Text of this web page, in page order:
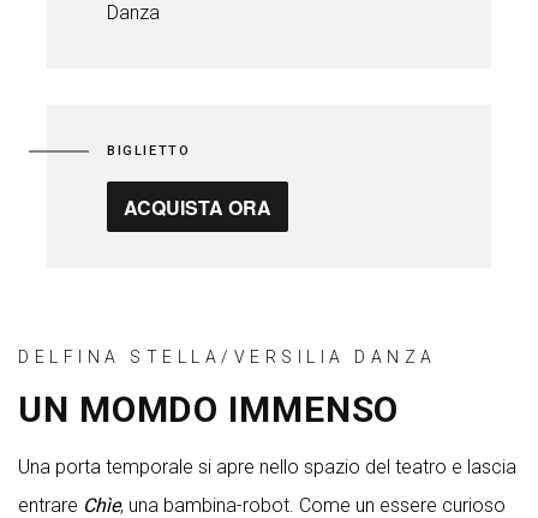
Danza
BIGLIETTO
ACQUISTA ORA
DELFINA STELLA/VERSILIA DANZA
UN MOMDO IMMENSO
Una porta temporale si apre nello spazio del teatro e lascia
entrare Chìe, una bambina-robot. Come un essere curioso